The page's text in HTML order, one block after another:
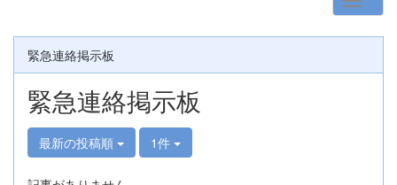
緊急連絡掲示板
緊急連絡掲示板
最新の投稿順 1件